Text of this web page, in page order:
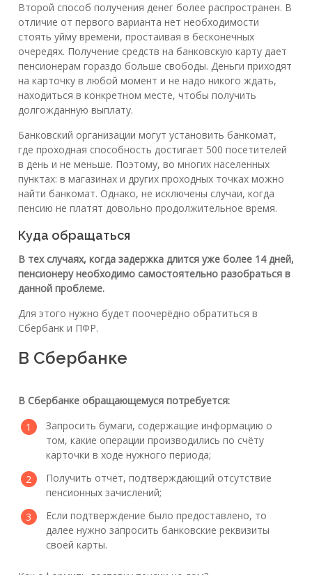
Второй способ получения денег более распространен. В
отличие от первого варианта нет необходимости
стоять уйму времени, простаивая в бесконечных
очередях. Получение средств на банковскую карту дает
пенсионерам гораздо больше свободы. Деньги приходят
на карточку в любой момент и не надо никого ждать,
находиться в конкретном месте, чтобы получить
долгожданную выплату.
Банковский организации могут установить банкомат,
где проходная способность достигает 500 посетителей
в день и не меньше. Поэтому, во многих населенных
пунктах: в магазинах и других проходных точках можно
найти банкомат. Однако, не исключены случаи, когда
пенсию не платят довольно продолжительное время.
Куда обращаться
В тех случаях, когда задержка длится уже более 14 дней,
пенсионеру необходимо самостоятельно разобраться в
данной проблеме.
Для этого нужно будет поочерёдно обратиться в
Сбербанк и ПФР.
В Сбербанке
В Сбербанке обращающемуся потребуется:
Запросить бумаги, содержащие информацию о
том, какие операции производились по счёту
карточки в ходе нужного периода;
Получить отчёт, подтверждающий отсутствие
пенсионных зачислений;
Если подтверждение было предоставлено, то
далее нужно запросить банковские реквизиты
своей карты.